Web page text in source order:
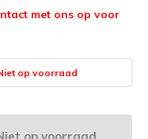
met ons op voor
op voorraad
op voorraad